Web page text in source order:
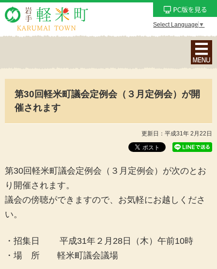
Select Language ▼
ナ
ビ
シ
メ
ニ
ュ
ー
示
第30回軽米町議会定例会（３月定例会）が開
催されます
更新日：平成31年 2月22日
第30回軽米町議会定例会（３月定例会）が次のとお
り開催されます。
議会の傍聴ができますので、お気軽にお越しくださ
い。
・招集日 平成31年２月28日（木）午前10時
・場 所 軽米町議会議場